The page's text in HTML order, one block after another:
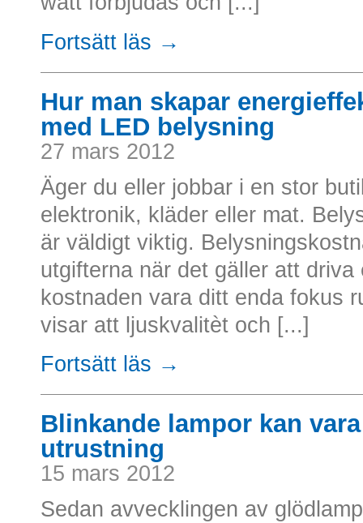
Fortsätt läs →
Hur man skapar
med LED belysning
27 mars 2012
Äger du eller jobbar i en stor
elektronik, kläder eller mat.
är väldigt viktig.
utgifterna när det gäller att
kostnaden vara ditt enda fokus
visar att ljuskvalitèt och [...]
Fortsätt läs →
Blinkande lampor kan
utrustning
15 mars 2012
Sedan avvecklingen av